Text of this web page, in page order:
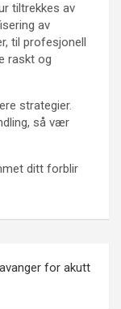
tiltrekkes av
av
til profesjonell
raskt og
strategier.
så vær
ditt forblir
for akutt